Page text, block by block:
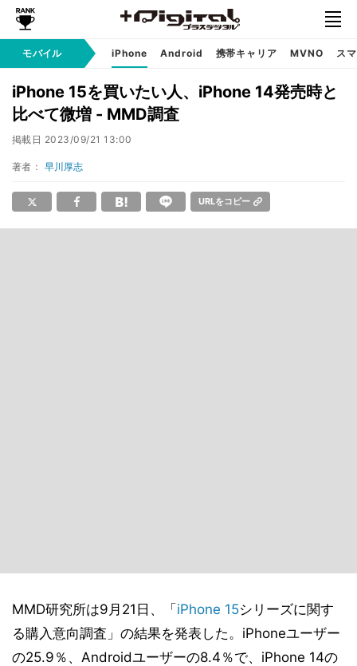
モバイル iPhone Android 携帯キャリア MVNO ス
iPhone 15を買いたい人、iPhone 14発売時と
比べて微増 - MMD調査
掲載日 2023/09/21 13:00
著者： 早川厚志
URLをコピー
MMD研究所は9月21日、「 iPhone 15シリーズに関す
る購入意向調査」の結果を発表した。iPhoneユーザー
の25.9％、Androidユーザーの8.4％で、iPhone 14の